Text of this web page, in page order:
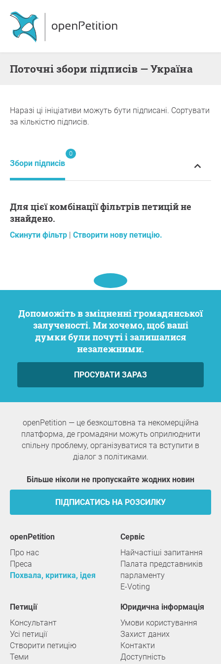
поточні збори підписів — Україна
Наразі ці ініціативи можуть бути підписані. Сортувати
за кількістю підписів.
Збори підписів
0
Для цієї комбінації фільтрів петицій не
знайдено.
Скинути фільтр | Створити нову петицію.
Допоможіть в зміцненні громадянської
залученості. Ми хочемо, щоб ваші
думки були почуті і залишалися
незалежними.
ПРОСУВАТИ ЗАРАЗ
openPetition — це безкоштовна та некомерційна
платформа, де громадяни можуть оприлюднити
спільну проблему, організуватися та вступити в
діалог з політиками.
Більше ніколи не пропускайте жодних новин
ПІДПИСАТИСЬ НА РОЗСИЛКУ
openPetition
Про нас
Преса
Похвала, критика, ідея
сервіс
Найчастіші запитання
Палата представників
парламенту
E-Voting
Петиції
Консультант
Усі петиції
Створити петицію
Теми
Юридична інформація
Умови користування
Захист даних
Контакти
Доступність